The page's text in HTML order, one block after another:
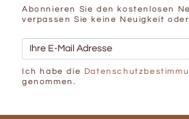
Abonnieren Sie den kostenlosen
verpassen Sie keine Neuigkeit
Ich habe die
genommen.